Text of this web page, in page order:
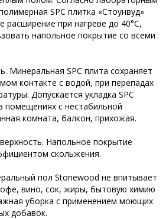
SPC плитка «Стоунвуд»
расширение при нагреве до 40°С,
напольное покрытие со всеми
Минеральная SPC плита сохраняет
контакте с водой, при перепадах
Допускается укладка SPC
помещениях с нестабильной
комната, балкон, прихожая.
Напольное покрытие
скольжения.
пол Stonewood не впитывает
вино, сок, жиры, бытовую химию
уборка с применением моющих
добавок.